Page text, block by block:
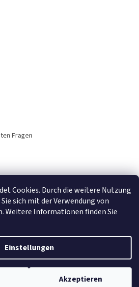
Cookies. Durch die weitere Nutzung
sich mit der Verwendung von
Weitere Informationenfinden Sie
Einstellungen
Akzeptieren
Fragen
Porzellan 1987 . Alle Rechte vorbehalten.